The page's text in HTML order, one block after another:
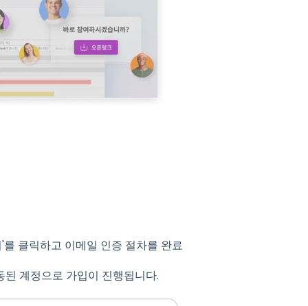
클릭하고 이메일 인증 절차를 완료
계정으로 가입이 진행됩니다.